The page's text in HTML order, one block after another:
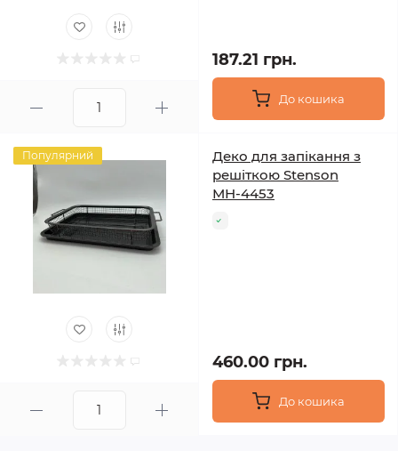
187.21 грн.
До кошика
Популярний
Деко для запікання з
решіткою Stenson
МН-4453
460.00 грн.
До кошика